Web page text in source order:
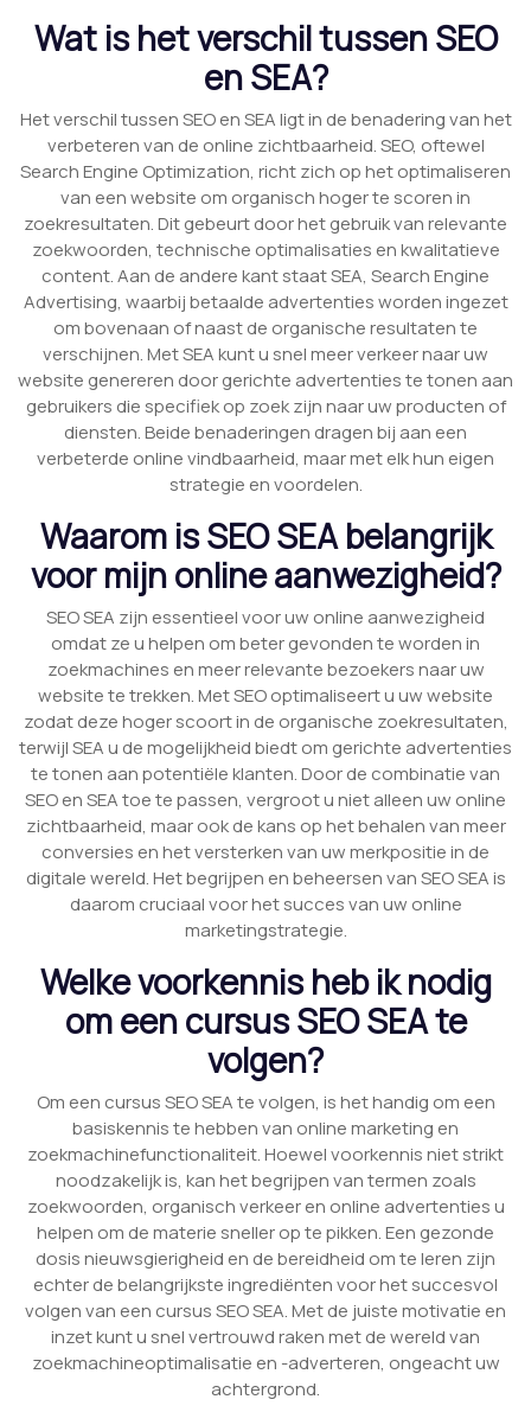
Wat is het verschil tussen SEO
en SEA?
Het verschil tussen SEO en SEA ligt in de benadering van het
verbeteren van de online zichtbaarheid. SEO, oftewel
Search Engine Optimization, richt zich op het optimaliseren
van een website om organisch hoger te scoren in
zoekresultaten. Dit gebeurt door het gebruik van relevante
zoekwoorden, technische optimalisaties en kwalitatieve
content. Aan de andere kant staat SEA, Search Engine
Advertising, waarbij betaalde advertenties worden ingezet
om bovenaan of naast de organische resultaten te
verschijnen. Met SEA kunt u snel meer verkeer naar uw
website genereren door gerichte advertenties te tonen aan
gebruikers die specifiek op zoek zijn naar uw producten of
diensten. Beide benaderingen dragen bij aan een
verbeterde online vindbaarheid, maar met elk hun eigen
strategie en voordelen.
Waarom is SEO SEA belangrijk
voor mijn online aanwezigheid?
SEO SEA zijn essentieel voor uw online aanwezigheid
omdat ze u helpen om beter gevonden te worden in
zoekmachines en meer relevante bezoekers naar uw
website te trekken. Met SEO optimaliseert u uw website
zodat deze hoger scoort in de organische zoekresultaten,
terwijl SEA u de mogelijkheid biedt om gerichte advertenties
te tonen aan potentiële klanten. Door de combinatie van
SEO en SEA toe te passen, vergroot u niet alleen uw online
zichtbaarheid, maar ook de kans op het behalen van meer
conversies en het versterken van uw merkpositie in de
digitale wereld. Het begrijpen en beheersen van SEO SEA is
daarom cruciaal voor het succes van uw online
marketingstrategie.
Welke voorkennis heb ik nodig
om een cursus SEO SEA te
volgen?
Om een cursus SEO SEA te volgen, is het handig om een
basiskennis te hebben van online marketing en
zoekmachinefunctionaliteit. Hoewel voorkennis niet strikt
noodzakelijk is, kan het begrijpen van termen zoals
zoekwoorden, organisch verkeer en online advertenties u
helpen om de materie sneller op te pikken. Een gezonde
dosis nieuwsgierigheid en de bereidheid om te leren zijn
echter de belangrijkste ingrediënten voor het succesvol
volgen van een cursus SEO SEA. Met de juiste motivatie en
inzet kunt u snel vertrouwd raken met de wereld van
zoekmachineoptimalisatie en -adverteren, ongeacht uw
achtergrond.